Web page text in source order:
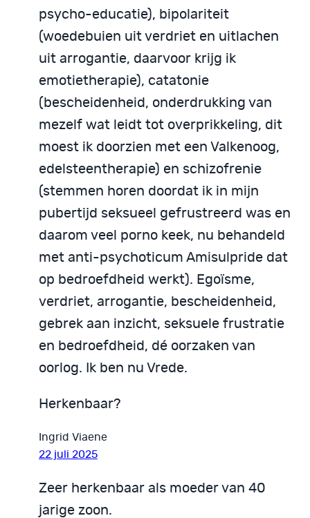
psycho-educatie), bipolariteit
(woedebuien uit verdriet en uitlachen
uit arrogantie, daarvoor krijg ik
emotietherapie), catatonie
(bescheidenheid, onderdrukking van
mezelf wat leidt tot overprikkeling, dit
moest ik doorzien met een Valkenoog,
edelsteentherapie) en schizofrenie
(stemmen horen doordat ik in mijn
pubertijd seksueel gefrustreerd was en
daarom veel porno keek, nu behandeld
met anti-psychoticum Amisulpride dat
op bedroefdheid werkt). Egoïsme,
verdriet, arrogantie, bescheidenheid,
gebrek aan inzicht, seksuele frustratie
en bedroefdheid, dé oorzaken van
oorlog. Ik ben nu Vrede.
Herkenbaar?
Ingrid Viaene
22 juli 2025
Zeer herkenbaar als moeder van 40
jarige zoon.